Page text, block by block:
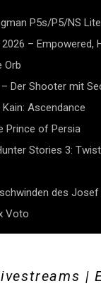
P5s/P5/NS
– Empowered,
Orb
Der Shooter mit
Ascendance
Prince of Persia
Stories 3:
des Josef
Voto
|